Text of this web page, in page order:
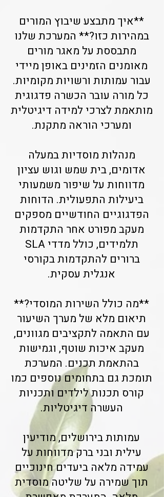
**איך מתבצע שיבוץ המורים
במהירות כזו?** המערכת שלנו
מתבססת על מאגר מורים
מאומנים הזמינים באופן מיידי
עבור עמותות ורשויות מקומיות.
כל מורה עובר הכשרה פדגוגית
מותאמת לצרכי למידה דיגיטלית
ומערכי הוראה מתקנת.
מנהלות מוסדיות במעלה
אדומים, בית שמש וגוש עציון
מדווחות על שיפור משמעותי
ביעילות התפעולית. הדוחות
הפדגוגיים החודשיים מספקים
מעקב מפורט אחר התקדמות
תלמידים, כולל מדדי SLA
ברורים להתקדמות בקורסי
אנגלית עסקית.
**מה כולל השירות המוסדי?**
תיאום מלא של מערך השיעור
עם התאמה לתקציבים מגוונים,
מעקב איכות שוטף, וגמישות
בהתאמת תכנים. המערכת
תומכת גם בתחומים נוספים כמו
קורס תכנות לילדים ותכניות
העשרה דיגיטליות.
עמותות בירושלים, מודיעין
עילית ובני ברק מדווחות על
עמידה מלאה ביעדים חינוכיים
תוך שמירה על שליטה מוסדית